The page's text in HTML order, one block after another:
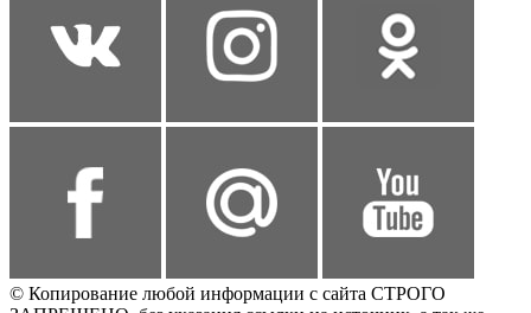
© Копирование любой информации с сайта СТРОГО